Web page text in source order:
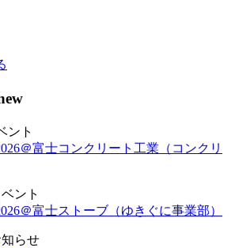
ント
＠富士コンクリート工業（コンクリ
ント
＠富士ストーブ（ゆきぐに事業部）
らせ